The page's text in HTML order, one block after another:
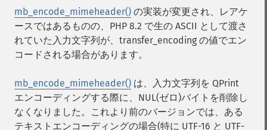
mb_encode_mimeheader() の実装が変更され、レアケ
ースではあるものの、PHP 8.2 で生の ASCII として渡さ
れていた入力文字列が、transfer_encoding の値でエン
コードされる場合があります。
mb_encode_mimeheader() は、入力文字列を QPrint
エンコーディングする際に、NUL(ゼロ)バイトを削除し
なくなりました。これより前のバージョンでは、ある
テキストエンコーディングの場合(特に UTF-16 と UTF-